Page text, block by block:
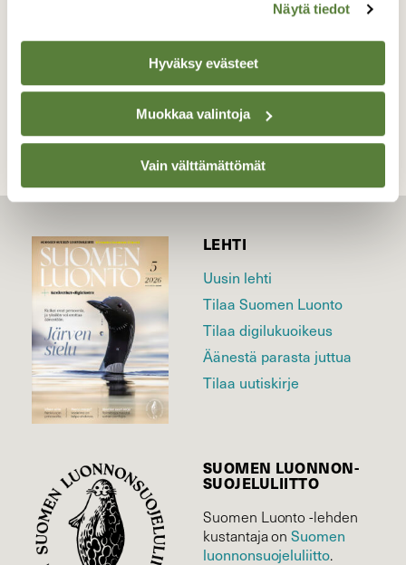
Näytä tiedot
Hyväksy evästeet
Muokkaa valintoja
Vain välttämättömät
TAKAISIN LISTAAN
LEHTI
Uusin lehti
Tilaa Suomen Luonto
Tilaa digilukuoikeus
Äänestä parasta juttua
Tilaa uutiskirje
SUOMEN LUONNON­
SUOJELU­LIITTO
Suomen Luonto -lehden
kustantaja onSuomen
luonnonsuojelu­liitto.